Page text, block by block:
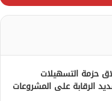
حزمة التسهيلات
الرقابة على المشروعات